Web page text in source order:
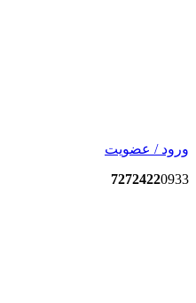
ورود / عضویت
72724220933